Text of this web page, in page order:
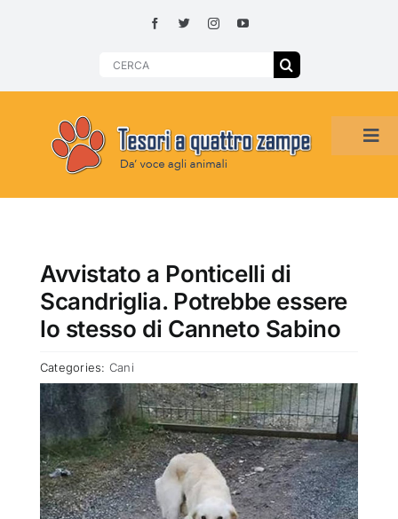
Search
HOME
SMARRITI O DA ADOTTARE
ADOTTATI O RITROVATI
ATTUALITÀ
VIDEO
Avvistato a Ponticelli di
Scandriglia. Potrebbe essere
lo stesso di Canneto Sabino
Categories: Cani